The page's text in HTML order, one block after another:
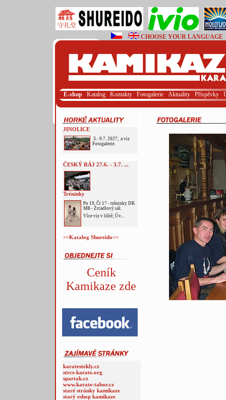
CHOOSE YOUR LANGUAGE
E-shop Katalog Kontakty Fotogalerie Aktuality Příspěvky
JINOLICE
3.- 9.7. 2027, a viz
Fotogalerie.
ČESKÝ RÁJ 27.6. - 3.7. ...
Tréninky
Po 19, Čt 17 - tréninky DK
MB - Zrcadlový sál.
Více viz v liště; Úv...
>>Katalog Shureido<<
Ceník
Kamikaze zde
karatestekly.cz
strcs-karate.org
spartak.cz
www.karate-tabor.cz
staré stránky kamikaze
starý eshop kamikaze